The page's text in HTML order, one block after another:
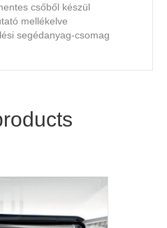
csőből készül
mellékelve
segédanyag-csomag